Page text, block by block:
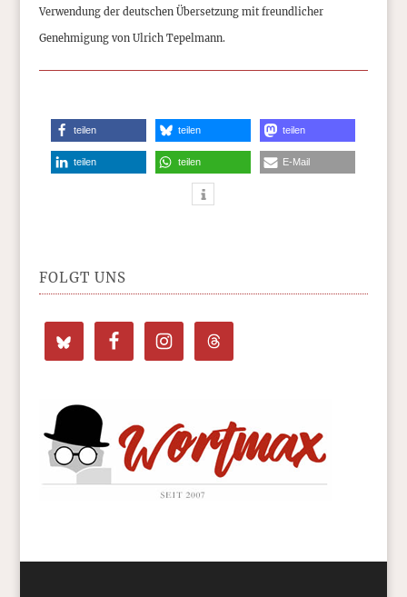
Verwendung der deutschen Übersetzung mit freundlicher
Genehmigung von Ulrich Tepelmann.
teilen teilen teilen
teilen teilen E-Mail
FOLGT UNS